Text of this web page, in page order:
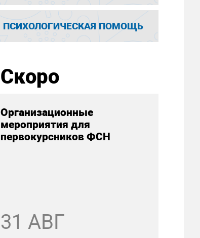
ПСИХОЛОГИЧЕСКАЯ ПОМОЩЬ
Скоро
Организационные
мероприятия для
первокурсников ФСН
31 АВГ